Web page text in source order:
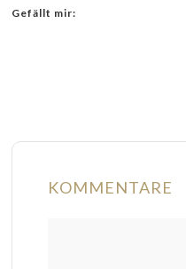
Gefällt mir:
KOMMENTARE